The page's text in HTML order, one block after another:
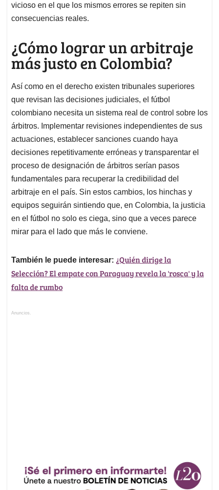
vicioso en el que los mismos errores se repiten sin
consecuencias reales.
¿Cómo lograr un arbitraje
más justo en Colombia?
Así como en el derecho existen tribunales superiores
que revisan las decisiones judiciales, el fútbol
colombiano necesita un sistema real de control sobre los
árbitros. Implementar revisiones independientes de sus
actuaciones, establecer sanciones cuando haya
decisiones repetitivamente erróneas y transparentar el
proceso de designación de árbitros serían pasos
fundamentales para recuperar la credibilidad del
arbitraje en el país. Sin estos cambios, los hinchas y
equipos seguirán sintiendo que, en Colombia, la justicia
en el fútbol no solo es ciega, sino que a veces parece
mirar para el lado que más le conviene.
También le puede interesar: ¿Quién dirige la
Selección? El empate con Paraguay revela la 'rosca' y la
falta de rumbo
Anuncios.